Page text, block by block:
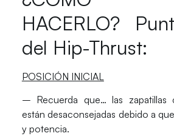
HACERLO?
del Hip-Thrust:
POSICIÓN INICIAL
– Recuerda que…las zapatillas
están desaconsejadas debido a
y potencia.